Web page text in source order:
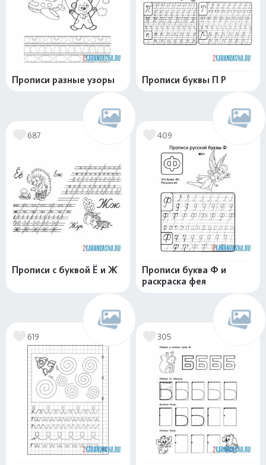
Прописи разные узоры Прописи буквы П Р
687
Прописи с буквой Ё и Ж
409
Прописи буква Ф и
раскраска фея
619 305